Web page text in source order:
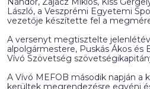
László, a Veszprémi Egyetemi
vezetője készítette fel a
A versenyt megtisztelte
alpolgármestere, Puskás Ákos és
Vívó Szövetség
A Vívó MEFOB második napján a
kerültek megrendezésre egyéni